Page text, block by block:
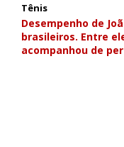
Tênis
Desempenho de
brasileiros. Entre
acompanhou de